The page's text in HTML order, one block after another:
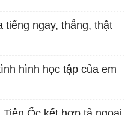
ngay, thẳng, thật
hình học tập của em